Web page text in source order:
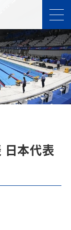
本代表